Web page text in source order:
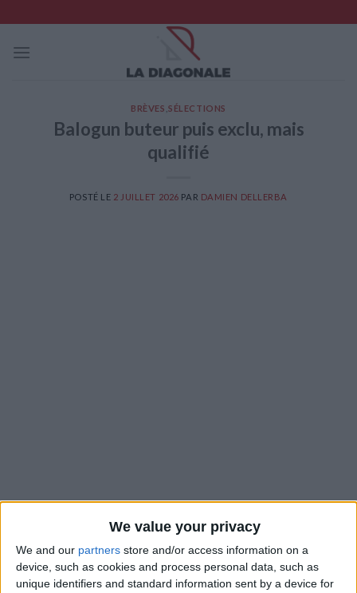
We value your privacy
We and our partners store and/or access information on a
device, such as cookies and process personal data, such as
unique identifiers and standard information sent by a device for
to
content
BRÈVES ,SÉLECTIONS
Balogun buteur puis exclu, mais
qualifié
POSTÉ LE 2 JUILLET 2026 PAR DAMIEN DELLERBA